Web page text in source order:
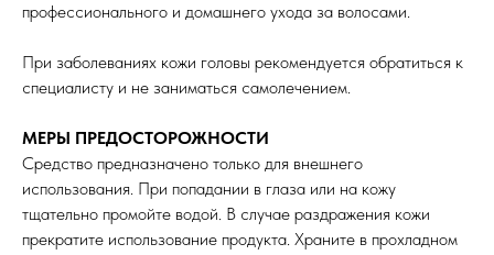
профессионального и домашнего ухода за волосами.
При заболеваниях кожи головы рекомендуется обратиться к
специалисту и не заниматься самолечением.
МЕРЫ ПРЕДОСТОРОЖНОСТИ
Средство предназначено только для внешнего
использования. При попадании в глаза или на кожу
тщательно промойте водой. В случае раздражения кожи
прекратите использование продукта. Храните в прохладном